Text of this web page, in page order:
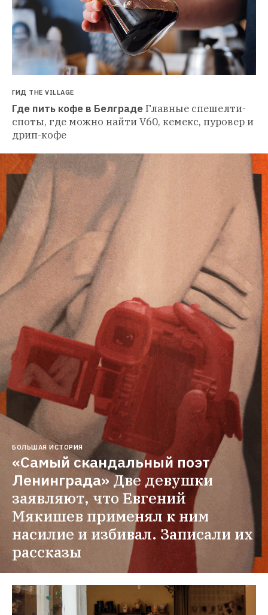
ГИД THE VILLAGE
Где пить кофе в БелградеГлавные спешелти-
споты, где можно найти V60, кемекс, пуровер и
дрип-кофе
БОЛЬШАЯ ИСТОРИЯ
«Самый скандальный поэт
Ленинграда»Две девушки
заявляют, что Евгений
Мякишев применял к ним
насилие и избивал. Записали их
рассказы